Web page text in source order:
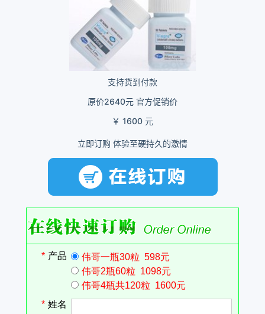
支持货到付款
原价2640元 官方促销价
￥ 1600 元
立即订购 体验至硬持久的激情